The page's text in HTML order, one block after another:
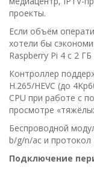
проекты.
Если объём
хотели бы
Raspberry Pi 4 с 2
Контроллер
H.265/HEVC (до
CPU при работе с
просмотре
Беспроводной
b/g/n/ac и протокол
Подключение